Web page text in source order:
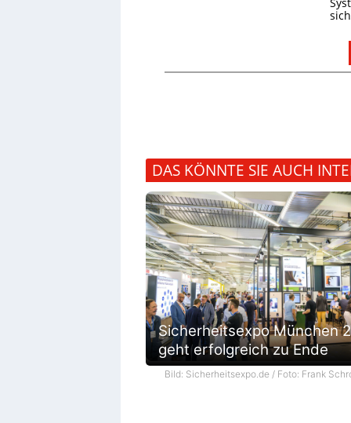
DAS KÖNNTE SIE AUCH
Sicherheitsexpo München
geht erfolgreich zu Ende
Bild: Sicherheitsexpo.de / Foto: Frank